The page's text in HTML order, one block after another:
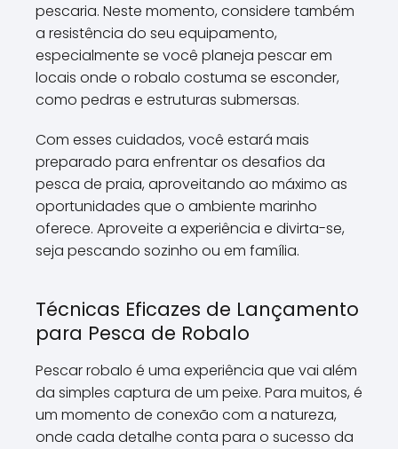
pescaria. Neste momento, considere também
a resistência do seu equipamento,
especialmente se você planeja pescar em
locais onde o robalo costuma se esconder,
como pedras e estruturas submersas.
Com esses cuidados, você estará mais
preparado para enfrentar os desafios da
pesca de praia, aproveitando ao máximo as
oportunidades que o ambiente marinho
oferece. Aproveite a experiência e divirta-se,
seja pescando sozinho ou em família.
Técnicas Eficazes de Lançamento
para Pesca de Robalo
Pescar robalo é uma experiência que vai além
da simples captura de um peixe. Para muitos, é
um momento de conexão com a natureza,
onde cada detalhe conta para o sucesso da